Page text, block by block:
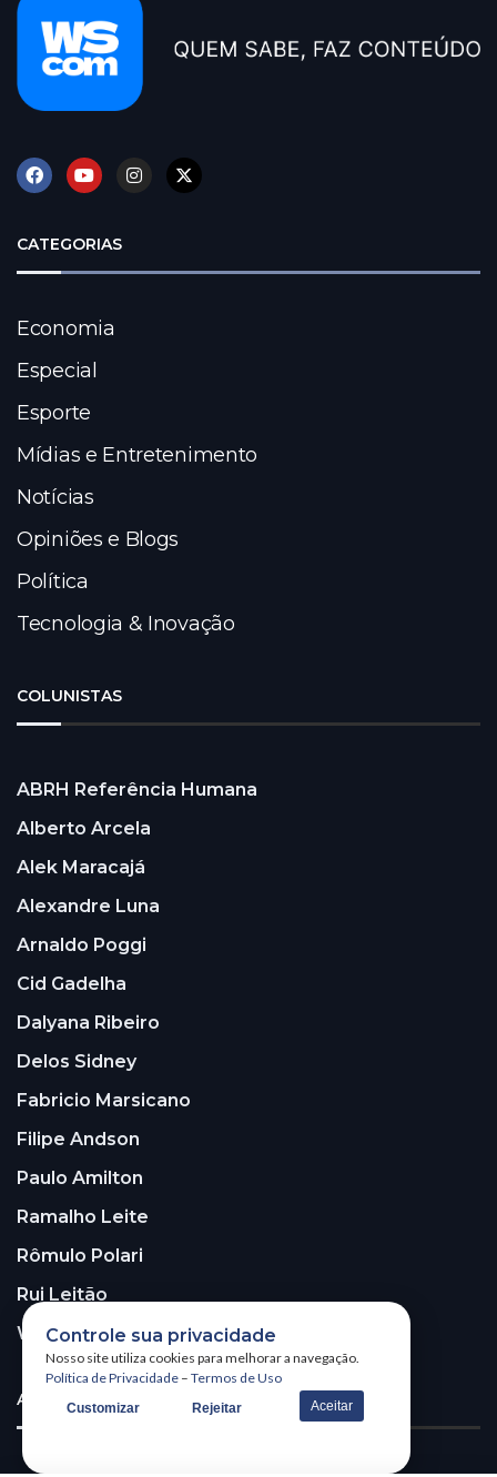
CATEGORIAS
Economia
Especial
Esporte
Mídias e Entretenimento
Notícias
Opiniões e Blogs
Política
Tecnologia & Inovação
COLUNISTAS
ABRH Referência Humana
Alberto Arcela
Alek Maracajá
Alexandre Luna
Arnaldo Poggi
Cid Gadelha
Dalyana Ribeiro
Delos Sidney
Fabricio Marsicano
Filipe Andson
Paulo Amilton
Ramalho Leite
Rômulo Polari
Rui Leitão
Walter Santos
ASSINE A NOSSA NEWSLETTER!
Controle sua privacidade
Nosso site utiliza cookies para melhorar a navegação.
Política de Privacidade – Termos de Uso
Customizar Rejeitar Aceitar